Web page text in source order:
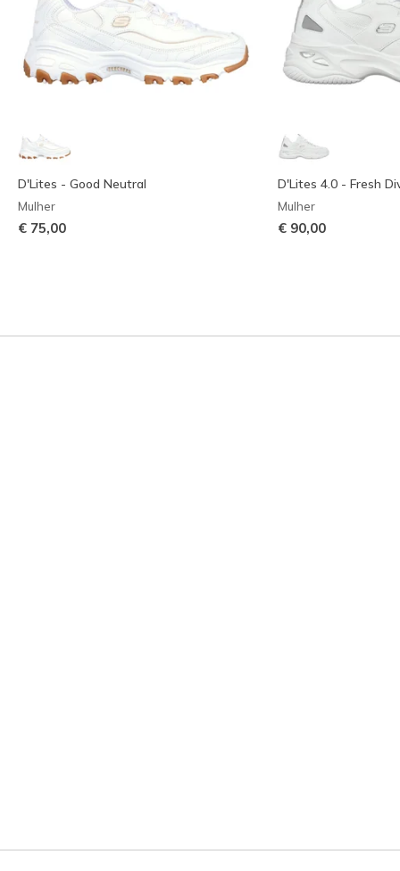
D'Lites - Good Neutral
Mulher
€ 75,00
D'Lites 4.0 - Fresh
Mulher
€ 90,00